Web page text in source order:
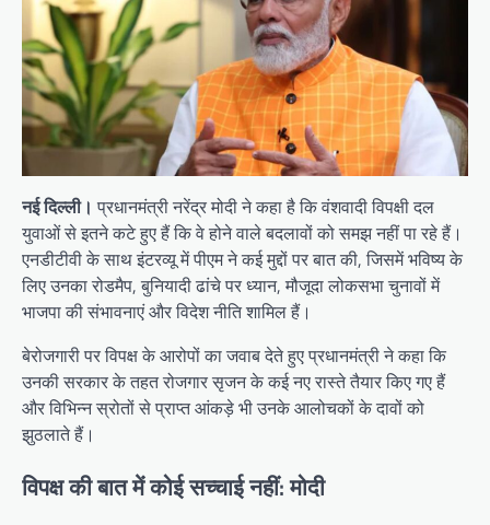
नई दिल्ली। प्रधानमंत्री नरेंद्र मोदी ने कहा है कि वंशवादी विपक्षी दल
युवाओं से इतने कटे हुए हैं कि वे होने वाले बदलावों को समझ नहीं पा रहे हैं।
एनडीटीवी के साथ इंटरव्यू में पीएम ने कई मुद्दों पर बात की, जिसमें भविष्य के
लिए उनका रोडमैप, बुनियादी ढांचे पर ध्यान, मौजूदा लोकसभा चुनावों में
भाजपा की संभावनाएं और विदेश नीति शामिल हैं।
बेरोजगारी पर विपक्ष के आरोपों का जवाब देते हुए प्रधानमंत्री ने कहा कि
उनकी सरकार के तहत रोजगार सृजन के कई नए रास्ते तैयार किए गए हैं
और विभिन्न स्रोतों से प्राप्त आंकड़े भी उनके आलोचकों के दावों को
झुठलाते हैं।
विपक्ष की बात में कोई सच्चाई नहीं: मोदी